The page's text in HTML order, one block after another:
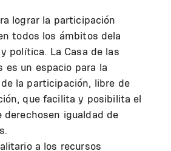
lograr la participación
todos los ámbitos dela
política. La Casa de las
es un espacio para la
la participación, libre de
que facilita y posibilita el
derechosen igualdad de
a los recursos